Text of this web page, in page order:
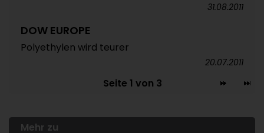
31.08.2011
DOW EUROPE
Polyethylen wird teurer
20.07.2011
Seite 1 von 3
Mehr zu